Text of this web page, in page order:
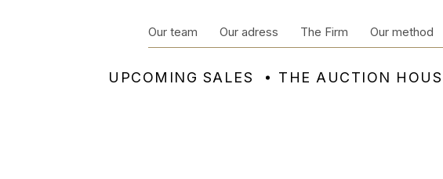
UPCOMING SALES THE AUCTION
Our team Our adress The Firm Our method